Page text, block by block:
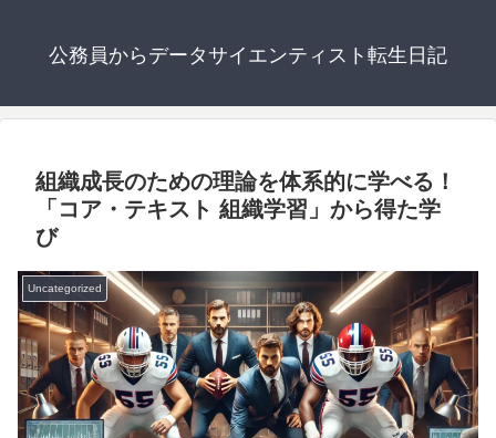
公務員からデータサイエンティスト転生日記
組織成長のための理論を体系的に学べる！
「コア・テキスト 組織学習」から得た学
び
Uncategorized